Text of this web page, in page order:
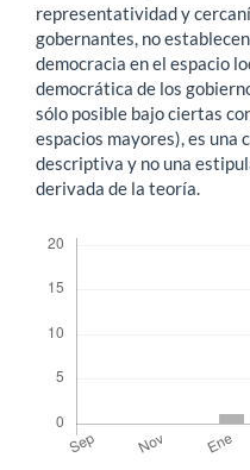
representatividad y
gobernantes, no
democracia en el espacio
democrática de los
sólo posible bajo ciertas
espacios mayores), es una
descriptiva y no una
derivada de la teoría.